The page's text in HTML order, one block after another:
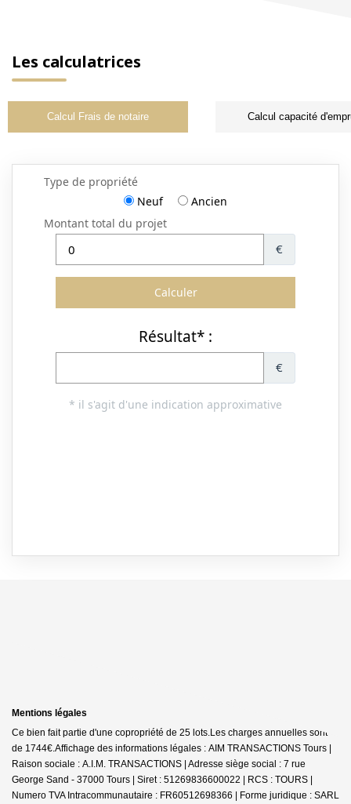
Les calculatrices
Calcul Frais de notaire Calcul capacité
Mentions légales
Ce bien fait partie d'une copropriété de 25 lots.Les charges annuelles sont
de 1744€.Affichage des informations légales : AIM TRANSACTIONS Tours |
Raison sociale : A.I.M. TRANSACTIONS | Adresse siège social : 7 rue
George Sand - 37000 Tours | Siret : 51269836600022 | RCS : TOURS |
Numero TVA Intracommunautaire : FR60512698366 | Forme juridique : SARL